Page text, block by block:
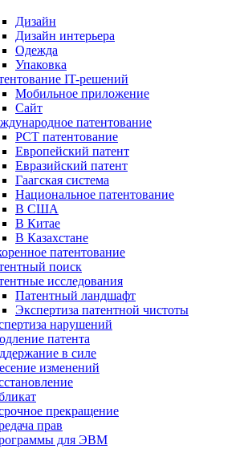
Дизайн
Дизайн интерьера
Одежда
Упаковка
IT-решений
Мобильное приложение
Сайт
патентование
PCT патентование
Европейский патент
Евразийский патент
Гаагская система
Национальное патентование
В США
В Китае
В Казахстане
патентование
поиск
исследования
Патентный ландшафт
Экспертиза патентной чистоты
нарушений
патента
в силе
изменений
прекращение
прав
для ЭВМ